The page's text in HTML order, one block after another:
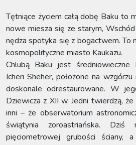
Tętniące życiem całą dobę Baku to
nowe miesza się ze starym,
nędza spotyka się z bogactwem. To
kosmopolityczne miasto Kaukazu.
Chlubą Baku jest
Icheri Sheher, położone na
doskonale odrestaurowane. W
Dziewicza z XII w. Jedni twierdzą,
inni – że obserwatorium
świątynia zoroastriańska. Dziś
pięciometrowej grubości ściany,